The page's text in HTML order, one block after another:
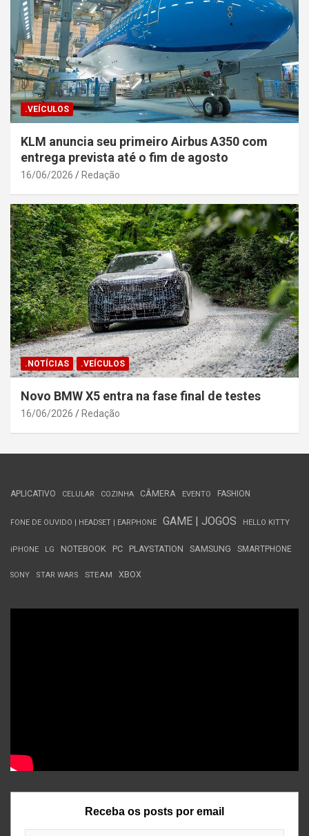
.VEÍCULOS
KLM anuncia seu primeiro Airbus A350 com
entrega prevista até o fim de agosto
16/06/2026 Redação
.NOTÍCIAS .VEÍCULOS
Novo BMW X5 entra na fase final de testes
16/06/2026 Redação
APLICATIVO CELULAR COZINHA CÂMERA EVENTO FASHION
FONE DE OUVIDO | HEADSET | EARPHONE GAME | JOGOS HELLO KITTY
iPHONE LG NOTEBOOK PC PLAYSTATION SAMSUNG SMARTPHONE
SONY STAR WARS STEAM XBOX
Receba os posts por email